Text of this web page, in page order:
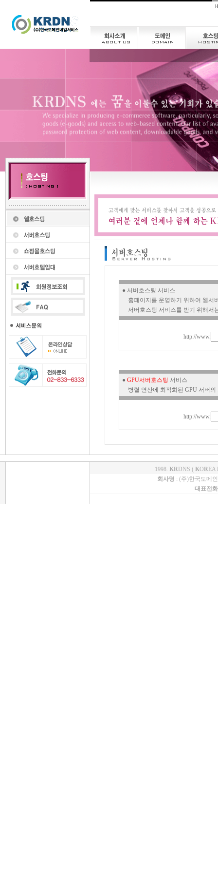
● 서버호스팅 서비스
홈페이지를 운영하기 위하여 웹서
서버호스팅 서비스를 받기 위해서
http://www.
● GPU서버호스팅 서비스
병렬 연산에 최적화된 GPU 서버의
http://www.
1998. KRDNS ( KOREA
회사명 : (주)한국도메
대표전화